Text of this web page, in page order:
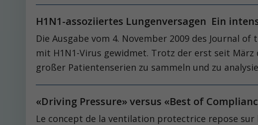
H1N1-assoziiertes Lungenversagen Ein
Die Ausgabe vom 4. November 2009 des Journal
mit H1N1-Virus gewidmet. Trotz der erst seit
großer Patientenserien zu sammeln und zu
«Driving Pressure» versus «Best of
Le concept de la ventilation protectrice repose